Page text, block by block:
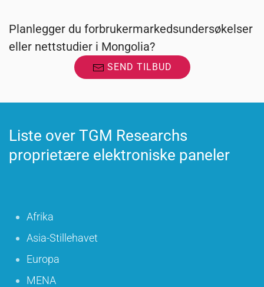
Planlegger du forbrukermarkedsundersøkelser
eller nettstudier i Mongolia?
SEND TILBUD
Liste over TGM Researchs
proprietære elektroniske paneler
Afrika
Asia-Stillehavet
Europa
MENA